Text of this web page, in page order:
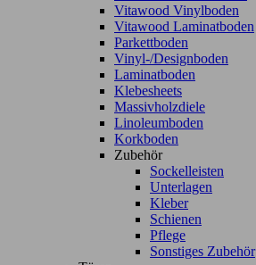
Vitawood Vinylboden
Vitawood Laminatboden
Parkettboden
Vinyl-/Designboden
Laminatboden
Klebesheets
Massivholzdiele
Linoleumboden
Korkboden
Zubehör
Sockelleisten
Unterlagen
Kleber
Schienen
Pflege
Sonstiges Zubehör